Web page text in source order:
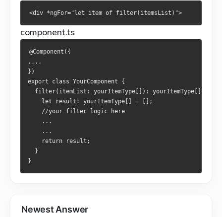
<div *ngFor="let item of filter(itemsList)">
component.ts
@Component ({
....
})
export
class YourComponent
{
  filter
( itemList : yourItemType []): yourItemType
let result : yourItemType =
[];
//your filter logic here
...
...
return result ;
}
}
Newest Answer